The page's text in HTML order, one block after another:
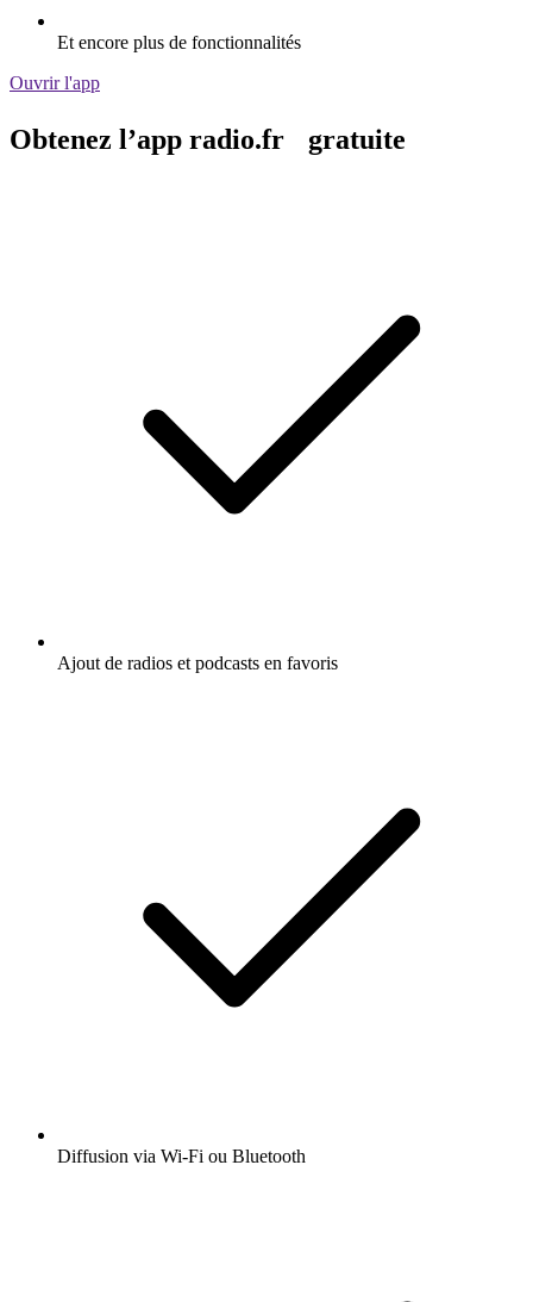
Et encore plus de fonctionnalités
Ouvrir l'app
Obtenez l’app radio.fr gratuite
Ajout de radios et podcasts en favoris
Diffusion via Wi-Fi ou Bluetooth